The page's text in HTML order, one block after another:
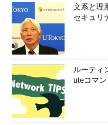
文系と理
セキュリ
ルーティ
uteコマン